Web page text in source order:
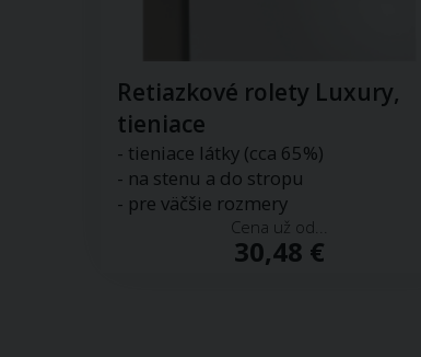
Retiazkové rolety Luxury,
tieniace
- tieniace látky (cca 65%)
- na stenu a do stropu
- pre väčšie rozmery
Cena už od...
30,48 €